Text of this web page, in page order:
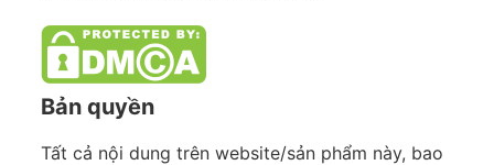
Bản quyền
Tất cả nội dung trên website/sản phẩm này, bao